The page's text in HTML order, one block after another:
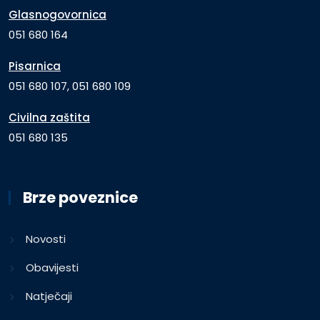
Glasnogovornica
051 680 164
Pisarnica
051 680 107, 051 680 109
Civilna zaštita
051 680 135
Brze poveznice
Novosti
Obavijesti
Natječaji